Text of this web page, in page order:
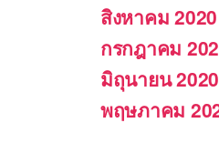
สิงหาคม 2020
กรกฎาคม
มิถุนายน 2020
พฤษภาคม